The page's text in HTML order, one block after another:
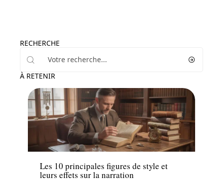
RECHERCHE
À RETENIR
Enfant
Les 10 principales figures de style et
leurs effets sur la narration